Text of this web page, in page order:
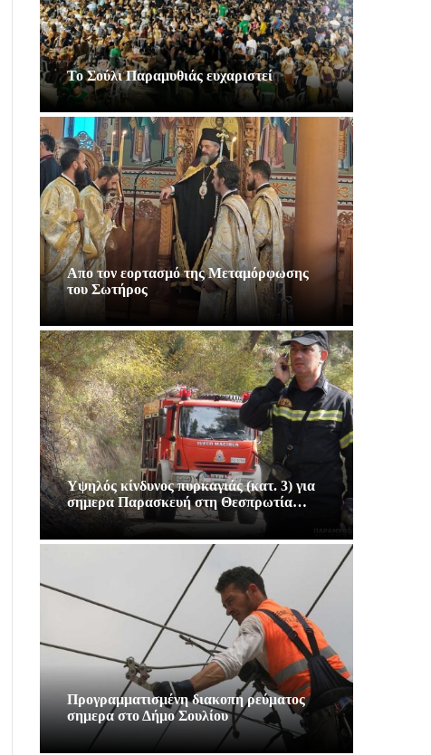
Το Σούλι Παραμυθιάς ευχαριστεί
Απο τον εορτασμό της Μεταμόρφωσης
του Σωτήρος
Υψηλός κίνδυνος πυρκαγιάς (κατ. 3) για
σημερα Παρασκευή στη Θεσπρωτία…
Προγραμματισμένη διακοπη ρεύματος
σημερα στο Δήμο Σουλίου